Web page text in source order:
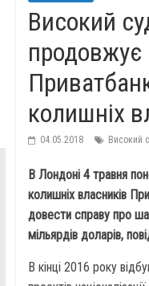
Високий
продовжує
колишніх
04.05.2018 Високий
В Лондоні 4 травня
колишніх власників
довести справу про
мільярдів доларів,
В кінці 2016 року